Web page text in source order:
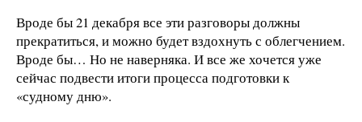
Вроде бы 21 декабря все эти разговоры должны
прекратиться, и можно будет вздохнуть с облегчением.
Вроде бы… Но не наверняка. И все же хочется уже
сейчас подвести итоги процесса подготовки к
«судному дню».